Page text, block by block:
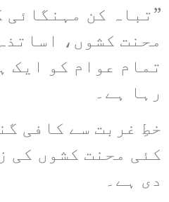
”تباہ کن
محنت کشوں،
تمام عوام کو ایک
رہا ہے۔
خطِ غربت سے کافی
کئی محنت کشوں کی
دی ہے۔